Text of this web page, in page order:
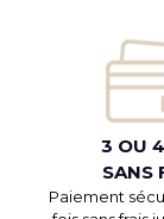
3 OU
SANS
Paiement